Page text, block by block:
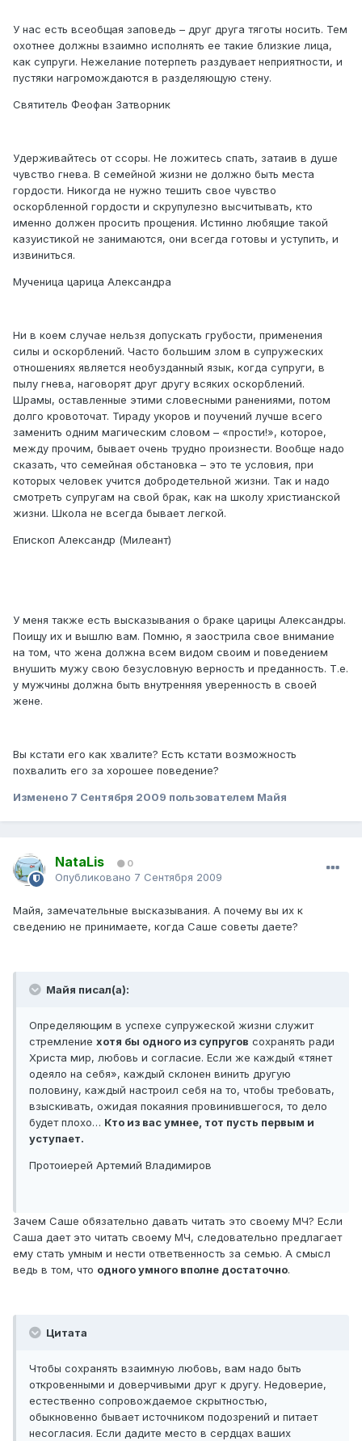
У нас есть всеобщая заповедь – друг друга тяготы носить. Тем
охотнее должны взаимно исполнять ее такие близкие лица,
как супруги. Нежелание потерпеть раздувает неприятности, и
пустяки нагромождаются в разделяющую стену.
Святитель Феофан Затворник
Удерживайтесь от ссоры. Не ложитесь спать, затаив в душе
чувство гнева. В семейной жизни не должно быть места
гордости. Никогда не нужно тешить свое чувство
оскорбленной гордости и скрупулезно высчитывать, кто
именно должен просить прощения. Истинно любящие такой
казуистикой не занимаются, они всегда готовы и уступить, и
извиниться.
Мученица царица Александра
Ни в коем случае нельзя допускать грубости, применения
силы и оскорблений. Часто большим злом в супружеских
отношениях является необузданный язык, когда супруги, в
пылу гнева, наговорят друг другу всяких оскорблений.
Шрамы, оставленные этими словесными ранениями, потом
долго кровоточат. Тираду укоров и поучений лучше всего
заменить одним магическим словом – «прости!», которое,
между прочим, бывает очень трудно произнести. Вообще надо
сказать, что семейная обстановка – это те условия, при
которых человек учится добродетельной жизни. Так и надо
смотреть супругам на свой брак, как на школу христианской
жизни. Школа не всегда бывает легкой.
Епископ Александр (Милеант)
У меня также есть высказывания о браке царицы Александры.
Поищу их и вышлю вам. Помню, я заострила свое внимание
на том, что жена должна всем видом своим и поведением
внушить мужу свою безусловную верность и преданность. Т.е.
у мужчины должна быть внутренняя уверенность в своей
жене.
Вы кстати его как хвалите? Есть кстати возможность
похвалить его за хорошее поведение?
Изменено 7 Сентября 2009 пользователем Майя
NataLis 0
Опубликовано 7 Сентября 2009
Майя, замечательные высказывания. А почему вы их к
сведению не принимаете, когда Саше советы даете?
Майя писал(а):
Определяющим в успехе супружеской жизни служит
стремление хотя бы одного из супругов сохранять ради
Христа мир, любовь и согласие. Если же каждый «тянет
одеяло на себя», каждый склонен винить другую
половину, каждый настроил себя на то, чтобы требовать,
взыскивать, ожидая покаяния провинившегося, то дело
будет плохо… Кто из вас умнее, тот пусть первым и
уступает.
Протоиерей Артемий Владимиров
Зачем Саше обязательно давать читать это своему МЧ? Если
Саша дает это читать своему МЧ, следовательно предлагает
ему стать умным и нести ответвенность за семью. А смысл
ведь в том, что одного умного вполне достаточно.
Цитата
Чтобы сохранять взаимную любовь, вам надо быть
откровенными и доверчивыми друг к другу. Недоверие,
естественно сопровождаемое скрытностью,
обыкновенно бывает источником подозрений и питает
несогласия. Если дадите место в сердцах ваших